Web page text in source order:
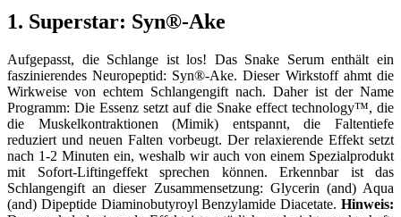
1. Superstar: Syn®-Ake
Aufgepasst, die Schlange ist los! Das Snake Serum enthält ein
faszinierendes Neuropeptid: Syn®-Ake. Dieser Wirkstoff ahmt die
Wirkweise von echtem Schlangengift nach. Daher ist der Name
Programm: Die Essenz setzt auf die Snake effect technology™, die
die Muskelkontraktionen (Mimik) entspannt, die Faltentiefe
reduziert und neuen Falten vorbeugt. Der relaxierende Effekt setzt
nach 1-2 Minuten ein, weshalb wir auch von einem Spezialprodukt
mit Sofort-Liftingeffekt sprechen können. Erkennbar ist das
Schlangengift an dieser Zusammensetzung: Glycerin (and) Aqua
(and) Dipeptide Diaminobutyroyl Benzylamide Diacetate. Hinweis: